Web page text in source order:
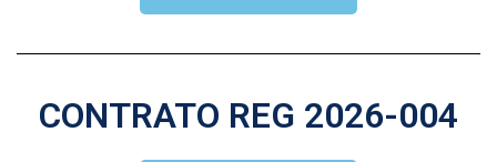
CONTRATO REG 2026-004